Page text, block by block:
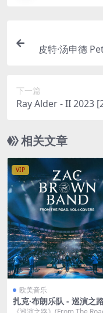
皮特·汤申德
下一篇
Ray Alder - II 2023
相关文章
VIP
欧美音乐
扎克·布朗乐队 - 巡演之
Brown Band - From